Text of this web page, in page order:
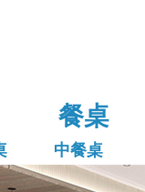
餐桌
中餐桌